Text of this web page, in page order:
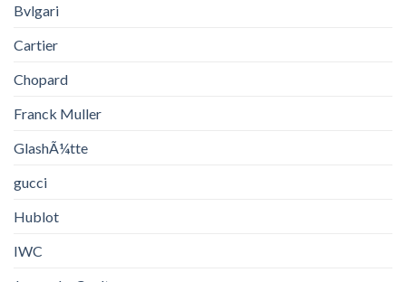
Bvlgari
Cartier
Chopard
Franck Muller
GlashÃ¼tte
gucci
Hublot
IWC